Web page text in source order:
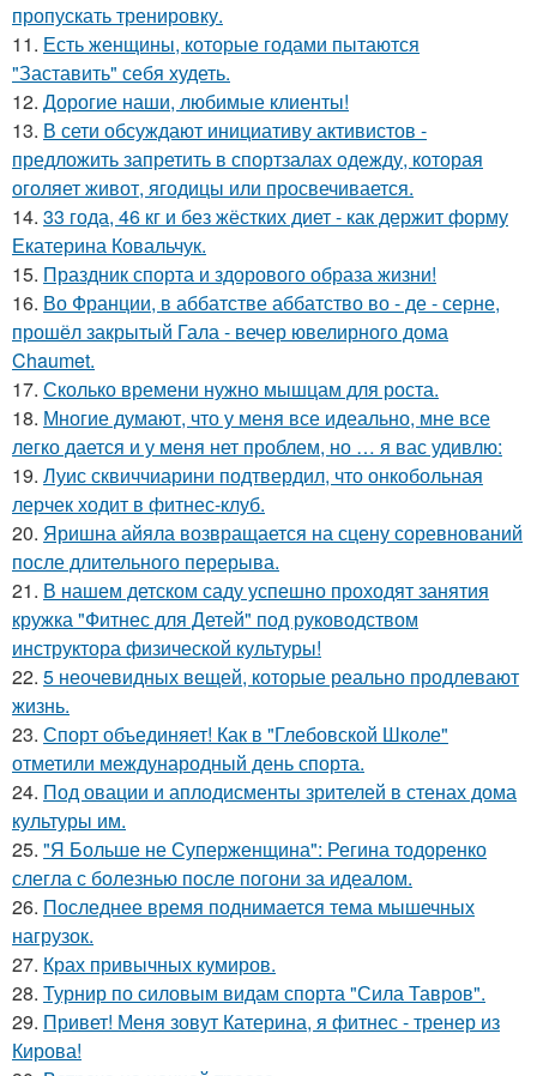
пропускать тренировку.
11. Есть женщины, которые годами пытаются
"Заставить" себя худеть.
12. Дорогие наши, любимые клиенты!
13. В сети обсуждают инициативу активистов -
предложить запретить в спортзалах одежду, которая
оголяет живот, ягодицы или просвечивается.
14. 33 года, 46 кг и без жёстких диет - как держит форму
Екатерина Ковальчук.
15. Праздник спорта и здорового образа жизни!
16. Во Франции, в аббатстве аббатство во - де - серне,
прошёл закрытый Гала - вечер ювелирного дома
Chaumet.
17. Сколько времени нужно мышцам для роста.
18. Многие думают, что у меня все идеально, мне все
легко дается и у меня нет проблем, но … я вас удивлю:
19. Луис сквиччиарини подтвердил, что онкобольная
лерчек ходит в фитнес-клуб.
20. Яришна айяла возвращается на сцену соревнований
после длительного перерыва.
21. В нашем детском саду успешно проходят занятия
кружка "Фитнес для Детей" под руководством
инструктора физической культуры!
22. 5 неочевидных вещей, которые реально продлевают
жизнь.
23. Спорт объединяет! Как в "Глебовской Школе"
отметили международный день спорта.
24. Под овации и аплодисменты зрителей в стенах дома
культуры им.
25. "Я Больше не Суперженщина": Регина тодоренко
слегла с болезнью после погони за идеалом.
26. Последнее время поднимается тема мышечных
нагрузок.
27. Крах привычных кумиров.
28. Турнир по силовым видам спорта "Сила Тавров".
29. Привет! Меня зовут Катерина, я фитнес - тренер из
Кирова!